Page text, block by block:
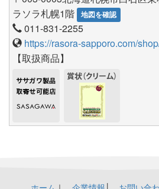
ラソラ札幌1階
地図を確認
011-831-2255
https://rasora-sapporo.com/
【取扱商品】